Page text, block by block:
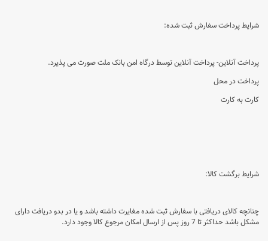
شرایط پرداخت سفارش ثبت شده:
پرداخت آنلاین- پرداخت آنلاین توسط درگاه امن بانک ملت صورت می پذیرد.
پرداخت در محل
کارت به کارت
شرایط برگشت کالا:
چنانچه کالای دریافتی با سفارش ثبت شده مغایرت داشته باشد و یا در بدو دریافت دارای
مشکل باشد حداکثر تا 7 روز پس از ارسال امکان مرجوع کالا وجود دارد.